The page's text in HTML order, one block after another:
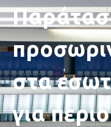
στα
για